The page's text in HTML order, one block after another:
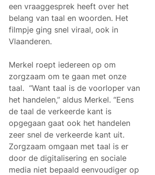
een vraaggesprek heeft over het
belang van taal en woorden. Het
filmpje ging snel viraal, ook in
Vlaanderen.
Merkel roept iedereen op om
zorgzaam om te gaan met onze
taal.  “Want taal is de voorloper van
het handelen,” aldus Merkel. “Eens
de taal de verkeerde kant is
opgegaan gaat ook het handelen
zeer snel de verkeerde kant uit.
Zorgzaam omgaan met taal is er
door de digitalisering en sociale
media niet bepaald eenvoudiger op